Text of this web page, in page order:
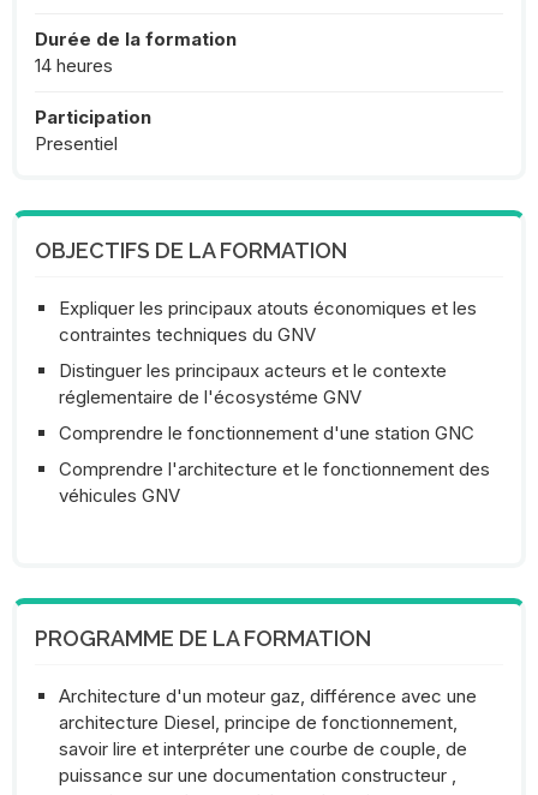
Durée de la formation
14 heures
Participation
Presentiel
OBJECTIFS DE LA FORMATION
Expliquer les principaux atouts économiques et les
contraintes techniques du GNV
Distinguer les principaux acteurs et le contexte
réglementaire de l'écosystéme GNV
Comprendre le fonctionnement d'une station GNC
Comprendre l'architecture et le fonctionnement des
véhicules GNV
PROGRAMME DE LA FORMATION
Architecture d'un moteur gaz, différence avec une
architecture Diesel, principe de fonctionnement,
savoir lire et interpréter une courbe de couple, de
puissance sur une documentation constructeur ,